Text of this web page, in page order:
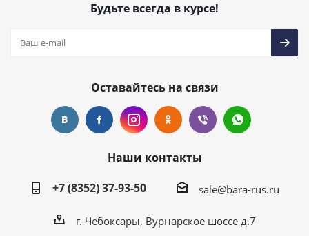
Будьте всегда в курсе!
Оставайтесь на связи
Наши контакты
+7 (8352) 37-93-50
sale@bara-rus.ru
г. Чебоксары, Вурнарское шоссе д.7